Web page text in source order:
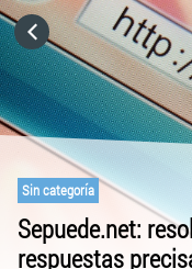
Sin categoría
Sepuede.net:
respuestas